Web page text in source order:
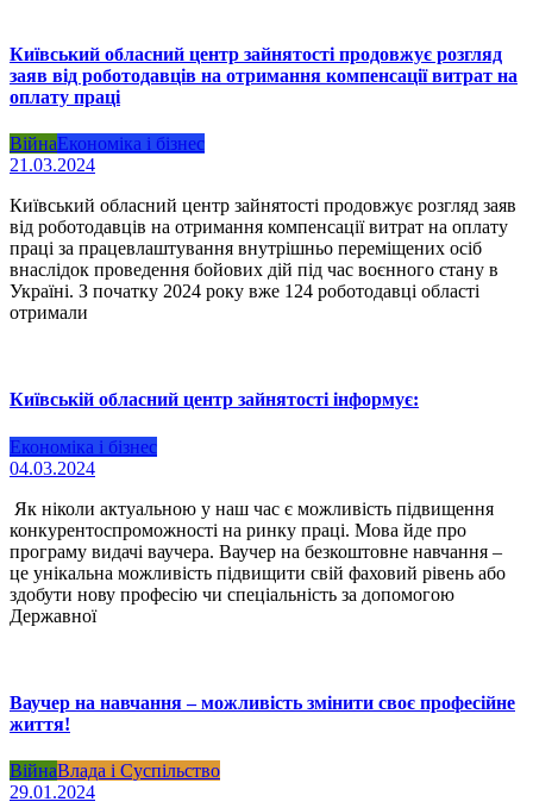
Київський обласний центр зайнятості продовжує розгляд
заяв від роботодавців на отримання компенсації витрат на
оплату праці
ВійнаЕкономіка і бізнес
21.03.2024
Київський обласний центр зайнятості продовжує розгляд заяв
від роботодавців на отримання компенсації витрат на оплату
праці за працевлаштування внутрішньо переміщених осіб
внаслідок проведення бойових дій під час воєнного стану в
Україні. З початку 2024 року вже 124 роботодавці області
отримали
Київській обласний центр зайнятості інформує:
Економіка і бізнес
04.03.2024
Як ніколи актуальною у наш час є можливість підвищення
конкурентоспроможності на ринку праці. Мова йде про
програму видачі ваучера. Ваучер на безкоштовне навчання –
це унікальна можливість підвищити свій фаховий рівень або
здобути нову професію чи спеціальність за допомогою
Державної
Ваучер на навчання – можливість змінити своє професійне
життя!
ВійнаВлада і Суспільство
29.01.2024